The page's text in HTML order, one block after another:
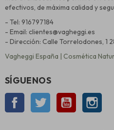
efectivos, de máxima calidad y
- Tel: 916797184
- Email: clientes@vagheggi.es
- Dirección: Calle Torrelodones, 1
Vagheggi España | Cosmética
SÍGUENOS
Facebook Twitter YouTube